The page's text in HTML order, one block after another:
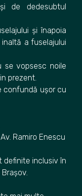
de dedesubtul
și înapoia
a fuselajului
se vopsesc noile
prezent.
confundă ușor cu
Ramiro Enescu
definite inclusiv în